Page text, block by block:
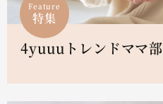
Feature
特集
4yuuuトレンドママ部